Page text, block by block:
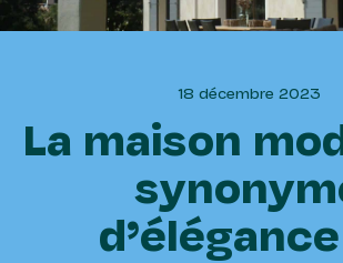
18 décembre 2023
La maison